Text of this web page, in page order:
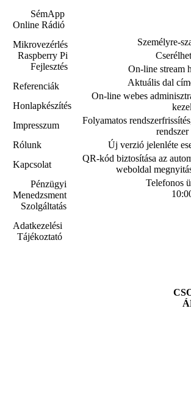
SémApp
Online Rádió
Mikrovezérlés
Raspberry Pi
Fejlesztés
Referenciák
Honlapkészítés
Impresszum
Rólunk
Kapcsolat
Pénzügyi
Menedzsment
Szolgáltatás
Adatkezelési
Tájékoztató
Személyre-
On-line stream
Aktuális dal
On-line webes
Folyamatos
Új verzió jelenléte
QR-kód biztosítása az
weboldal
Telefonos